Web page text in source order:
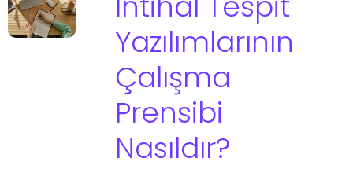
Yazılımlarının
Çalışma
Prensibi
Nasıldır?